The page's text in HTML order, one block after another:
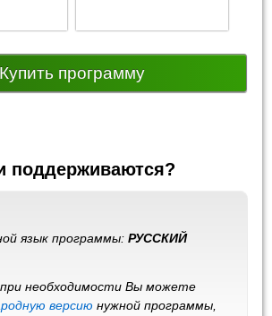
Купить программу
поддерживаются?
язык программы:РУССКИЙ
необходимости Вы можете
версию нужной программы,